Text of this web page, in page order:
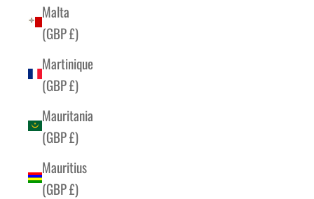
Malta
(GBP £)
Martinique
(GBP £)
Mauritania
(GBP £)
Mauritius
(GBP £)